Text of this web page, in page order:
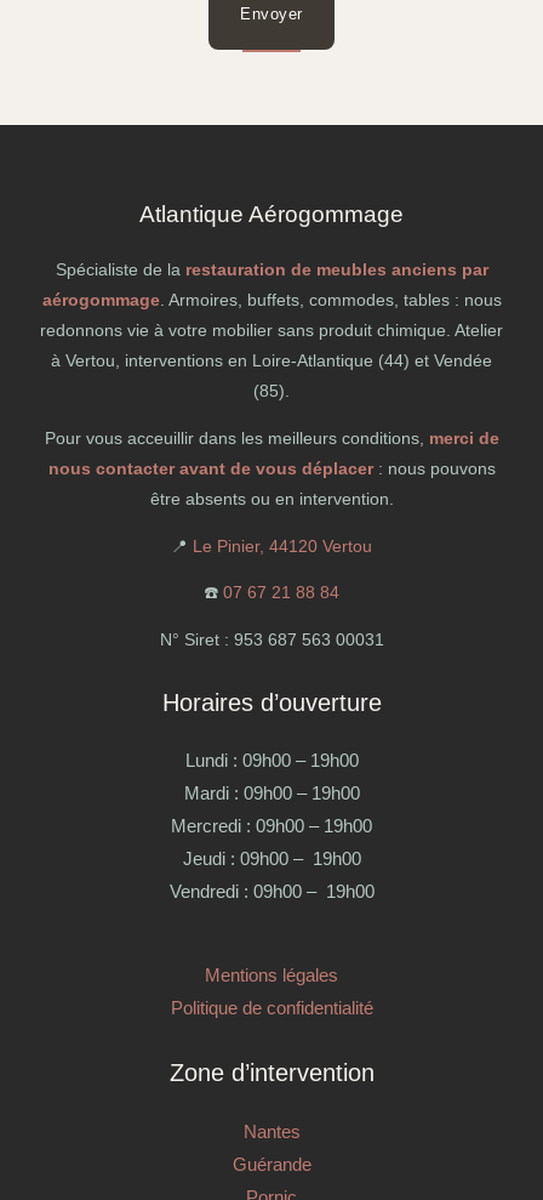
Envoyer
Atlantique Aérogommage
Spécialiste de la restauration de meubles anciens par
aérogommage. Armoires, buffets, commodes, tables : nous
redonnons vie à votre mobilier sans produit chimique. Atelier
à Vertou, interventions en Loire-Atlantique (44) et Vendée
(85).
Pour vous acceuillir dans les meilleurs conditions, merci de
nous contacter avant de vous déplacer: nous pouvons
être absents ou en intervention.
📍 Le Pinier, 44120 Vertou
☎️ 07 67 21 88 84
N° Siret : 953 687 563 00031
Horaires d’ouverture
Lundi : 09h00 – 19h00
Mardi : 09h00 – 19h00
Mercredi : 09h00 – 19h00
Jeudi : 09h00 – 19h00
Vendredi : 09h00 – 19h00
Mentions légales
Politique de confidentialité
Zone d’intervention
Nantes
Guérande